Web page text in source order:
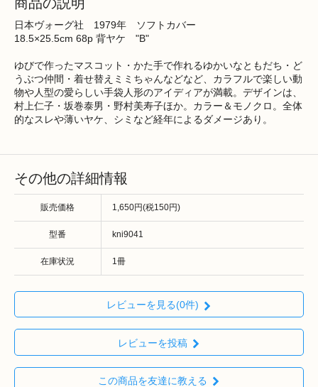
日本ヴォーグ社 1979年 ソフトカバー
18.5×25.5cm 68p 背ヤケ "B"
ゆびで作ったマスコット・かた手で作れるゆかいなともだち・ど
うぶつ仲間・着せ替えミミちゃんなどなど、カラフルで楽しい動
物や人型の愛らしい手袋人形のアイディアが満載。デザインは、
村上仁子・坂巻泰男・野村美寿子ほか。カラー＆モノクロ。全体
的なスレや薄いヤケ、シミなど経年によるダメージあり。
その他の詳細情報
販売価格 1,650円(税150円)
型番 kni9041
在庫状況 1冊
レビューを見る(0件)
レビューを投稿
この商品を友達に教える